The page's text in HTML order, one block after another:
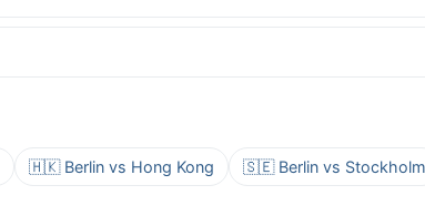
🇭🇰 Berlin vs Hong Kong 🇸🇪 Berlin vs Stockholm